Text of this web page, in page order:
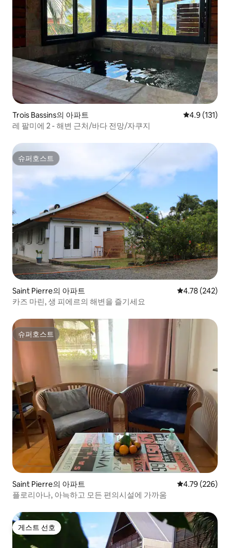
Trois Bassins의 아파트 평점 4.9점(5
4.9 (131)
레 팔미에 2 - 해변 근처/바다 전망/자쿠지
슈퍼호스트
슈퍼호스트
Saint Pierre의 아파트 평점 4.78점(5
4.78 (242)
카즈 마린, 생 피에르의 해변을 즐기세요
슈퍼호스트
슈퍼호스트
Saint Pierre의 아파트 평점 4.79점(5
4.79 (226)
플로리아나, 아늑하고 모든 편의시설에 가까움
게스트 선호
게스트 선호